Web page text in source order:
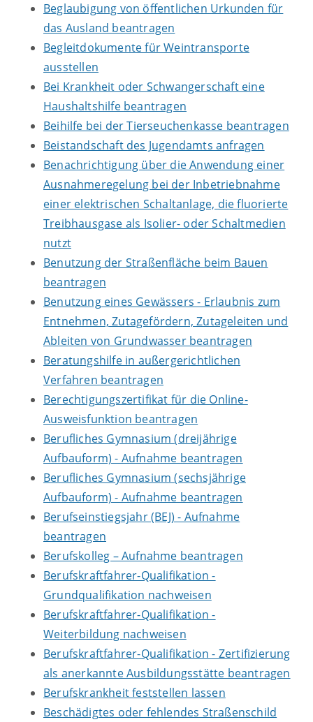
Beglaubigung von öffentlichen Urkunden für
das Ausland beantragen
Begleitdokumente für Weintransporte
ausstellen
Bei Krankheit oder Schwangerschaft eine
Haushaltshilfe beantragen
Beihilfe bei der Tierseuchenkasse beantragen
Beistandschaft des Jugendamts anfragen
Benachrichtigung über die Anwendung einer
Ausnahmeregelung bei der Inbetriebnahme
einer elektrischen Schaltanlage, die fluorierte
Treibhausgase als Isolier- oder Schaltmedien
nutzt
Benutzung der Straßenfläche beim Bauen
beantragen
Benutzung eines Gewässers - Erlaubnis zum
Entnehmen, Zutagefördern, Zutageleiten und
Ableiten von Grundwasser beantragen
Beratungshilfe in außergerichtlichen
Verfahren beantragen
Berechtigungszertifikat für die Online-
Ausweisfunktion beantragen
Berufliches Gymnasium (dreijährige
Aufbauform) - Aufnahme beantragen
Berufliches Gymnasium (sechsjährige
Aufbauform) - Aufnahme beantragen
Berufseinstiegsjahr (BEJ) - Aufnahme
beantragen
Berufskolleg – Aufnahme beantragen
Berufskraftfahrer-Qualifikation -
Grundqualifikation nachweisen
Berufskraftfahrer-Qualifikation -
Weiterbildung nachweisen
Berufskraftfahrer-Qualifikation - Zertifizierung
als anerkannte Ausbildungsstätte beantragen
Berufskrankheit feststellen lassen
Beschädigtes oder fehlendes Straßenschild